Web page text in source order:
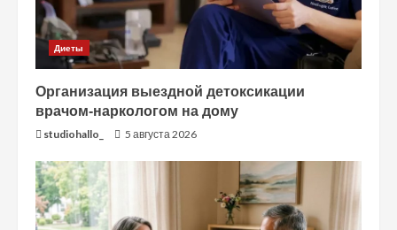
Диеты
Организация выездной детоксикации
врачом-наркологом на дому
studiohallo_ 5 августа 2026